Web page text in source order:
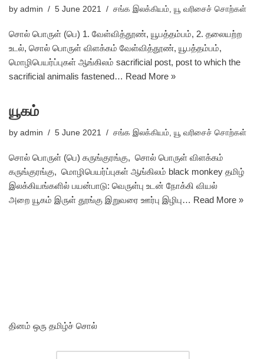
by admin 5 June 2021 சங்க இலக்கியம், யூ வரிசைச் சொற்கள்
சொல் பொருள் (பெ) 1. வேள்வித்தூண், யூபத்தம்பம், 2. தலையற்ற
உடல், சொல் பொருள் விளக்கம் வேள்வித்தூண், யூபத்தம்பம்,
மொழிபெயர்ப்புகள் ஆங்கிலம் sacrificial post, post to which the
sacrificial animalis fastened… Read More »
யூகம்
by admin 5 June 2021 சங்க இலக்கியம், யூ வரிசைச் சொற்கள்
சொல் பொருள் (பெ) கருங்குரங்கு, சொல் பொருள் விளக்கம்
கருங்குரங்கு, மொழிபெயர்ப்புகள் ஆங்கிலம் black monkey தமிழ்
இலக்கியங்களில் பயன்பாடு: வெருள்பு உடன் நோக்கி வியல்
அறை யூகம் இருள் தூங்கு இறுவரை ஊர்பு இழிபு… Read More »
தினம் ஒரு தமிழ்ச் சொல்